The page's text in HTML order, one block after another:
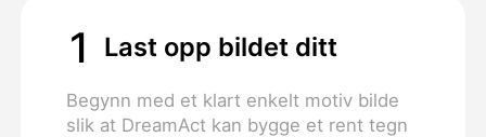
1 Last opp bildet ditt
Begynn med et klart enkelt motiv bilde
slik at DreamAct kan bygge et rent tegn